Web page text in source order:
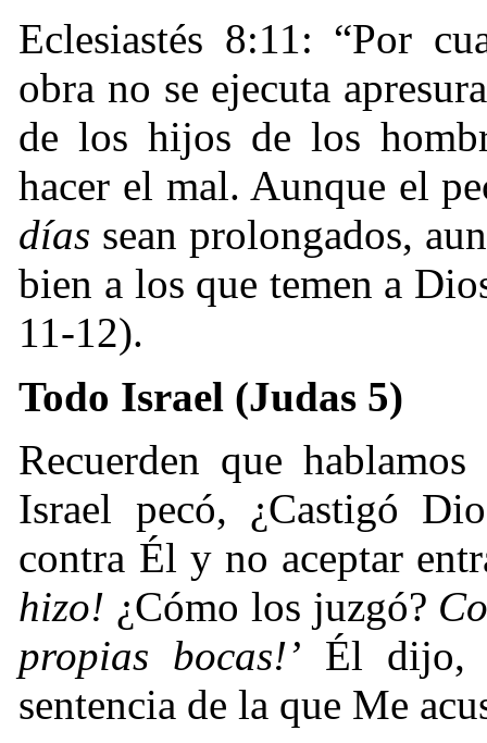
Eclesiastés 8:11: “Por
obra no se ejecuta
de los hijos de los
hacer el mal. Aunque el
días sean prolongados,
bien a los que temen a
11-12).
Todo Israel (Judas 5)
Recuerden que
Israel pecó, ¿Castigó
contra Él y no aceptar
hizo! ¿Cómo los juzgó?
propias bocas!’ Él dijo,
sentencia de la que Me